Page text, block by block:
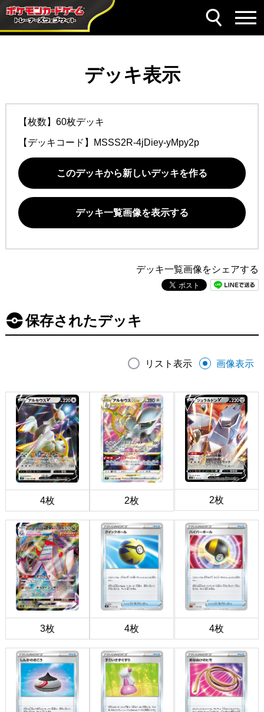
デッキ表示
【枚数】60枚デッキ
【デッキコード】 MSSS2R-4jDiey-yMpy2p
このデッキから新しいデッキを作る
デッキ一覧画像を表示する
デッキ一覧画像をシェアする
保存されたデッキ
リスト表示 画像表示
4枚 2枚 2枚
3枚 4枚 4枚